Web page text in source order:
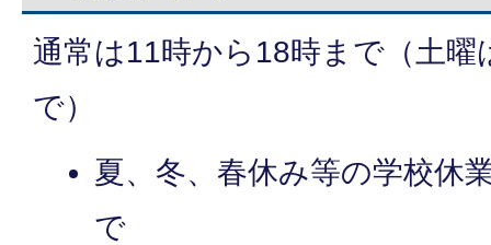
通常は11時から18時まで（土
で）
夏、冬、春休み等の学校休
で